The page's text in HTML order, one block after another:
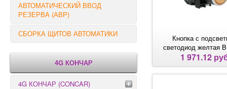
АВТОМАТИЧЕСКИЙ ВВОД
РЕЗЕРВА (АВР)
СБОРКА ЩИТОВ АВТОМАТИКИ
4G КОНЧАР
4G КОНЧАР (CONCAR)
Кнопка с
светодиод желтая
1 971.12